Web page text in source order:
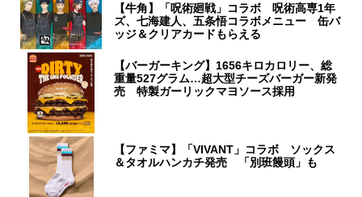
【牛角】「呪術廻戦」コラボ 呪術高専1年
ズ、七海建人、五条悟コラボメニュー 缶バ
ッジ＆クリアカードもらえる
【バーガーキング】1656キロカロリー、総
重量527グラム…超大型チーズバーガー新発
売 特製ガーリックマヨソース採用
【ファミマ】「VIVANT」コラボ ソックス
＆タオルハンカチ発売 「別班饅頭」も